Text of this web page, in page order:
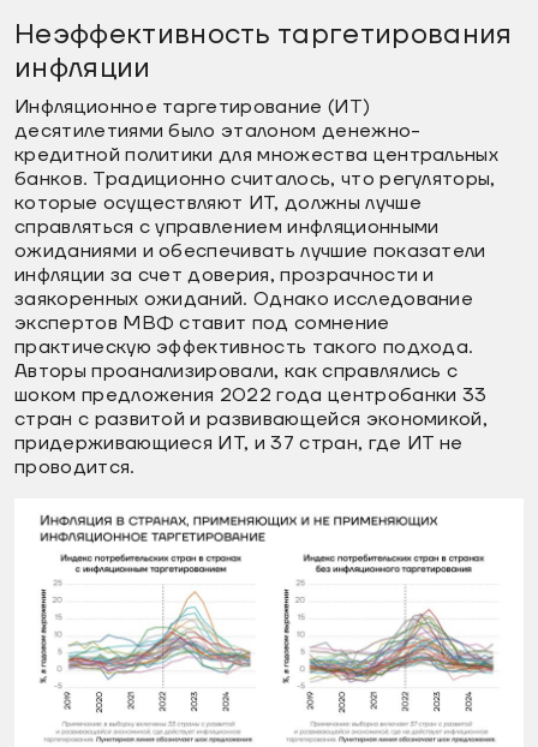
Неэффективность таргетирования
инфляции
Инфляционное таргетирование (ИТ)
десятилетиями было эталоном денежно-
кредитной политики для множества центральных
банков. Традиционно считалось, что регуляторы,
которые осуществляют ИТ, должны лучше
справляться с управлением инфляционными
ожиданиями и обеспечивать лучшие показатели
инфляции за счет доверия, прозрачности и
заякоренных ожиданий. Однако исследование
экспертов МВФ ставит под сомнение
практическую эффективность такого подхода.
Авторы проанализировали, как справлялись с
шоком предложения 2022 года центробанки 33
стран с развитой и развивающейся экономикой,
придерживающиеся ИТ, и 37 стран, где ИТ не
проводится.